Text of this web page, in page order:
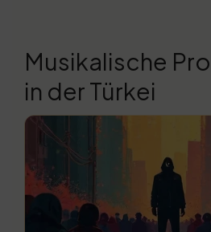
Musikalische
in der Türkei